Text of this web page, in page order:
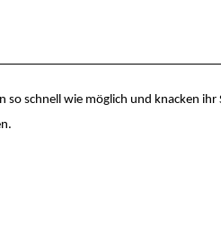
schnell wie möglich und knacken ihr